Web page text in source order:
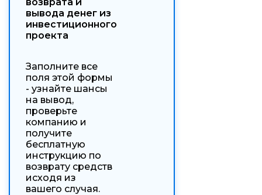
вывода денег из
инвестиционного
проекта
Заполните все
поля этой формы
- узнайте шансы
на вывод,
проверьте
компанию и
получите
бесплатную
инструкцию по
возврату средств
исходя из
вашего случая.